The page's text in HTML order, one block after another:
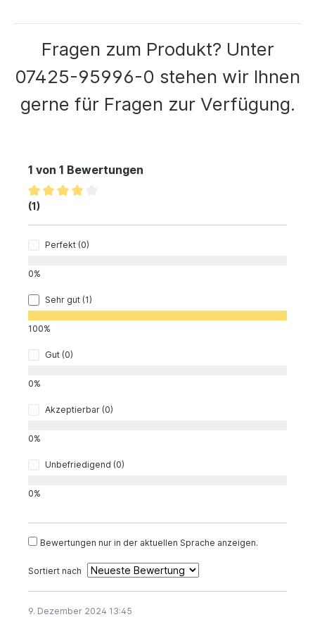
Fragen zum Produkt? Unter
07425-95996-0 stehen wir Ihnen
gerne für Fragen zur Verfügung.
1 von 1 Bewertungen
(1)
Perfekt (0)
0%
Sehr gut (1)
100%
Gut (0)
0%
Akzeptierbar (0)
0%
Unbefriedigend (0)
0%
Bewertungen nur in der aktuellen Sprache anzeigen.
Sortiert nach
9. Dezember 2024 13:45